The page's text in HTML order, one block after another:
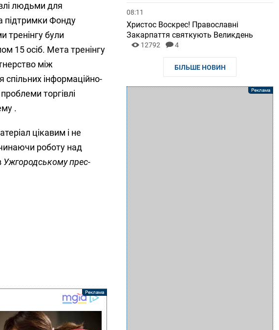
людьми для
підтримки Фонду
тренінгу були
15 осіб. Мета тренінгу
між
інформаційно-
торгівлі
.
цікавим і не
роботу над
Ужгородському прес-
08:11
Христос Воскрес! Православні
Закарпаття святкують Великдень
12792 4
БІЛЬШЕ НОВИН